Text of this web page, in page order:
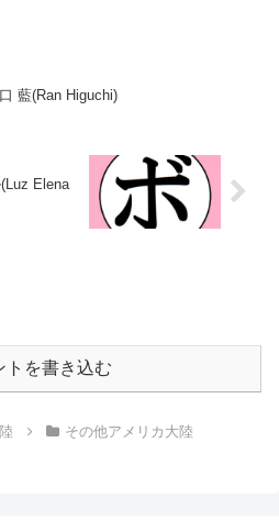
藍(Ran Higuchi)
Elena
トを書き込む
その他アメリカ大陸